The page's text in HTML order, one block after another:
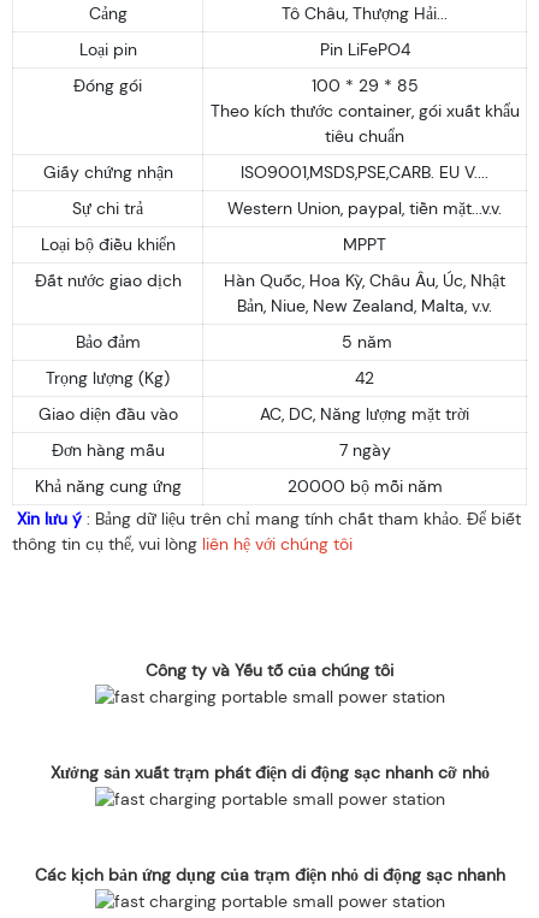
Cảng
Tô Châu, Thượng Hải...
Loại pin
Pin LiFePO4
Đóng gói
100 * 29 * 85
Theo kích thước container, gói xuất khẩu
tiêu chuẩn
Giấy chứng nhận
ISO9001,MSDS,PSE,CARB. EU V....
Sự chi trả
Western Union, paypal, tiền mặt...v.v.
Loại bộ điều khiển
MPPT
Đất nước giao dịch
Hàn Quốc, Hoa Kỳ, Châu Âu, Úc, Nhật
Bản, Niue, New Zealand, Malta, v.v.
Bảo đảm
5 năm
Trọng lượng (Kg)
42
Giao diện đầu vào
AC, DC, Năng lượng mặt trời
Đơn hàng mẫu
7 ngày
Khả năng cung ứng
20000 bộ mỗi năm
Xin lưu ý : Bảng dữ liệu trên chỉ mang tính chất tham khảo. Để biết
thông tin cụ thể, vui lòng liên hệ với chúng tôi
Công ty và Yếu tố của chúng tôi
Xưởng sản xuất trạm phát điện di động sạc nhanh cỡ nhỏ
Các kịch bản ứng dụng của trạm điện nhỏ di động sạc nhanh